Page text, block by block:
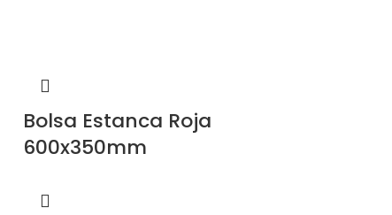
Bolsa Estanca Roja
600x350mm